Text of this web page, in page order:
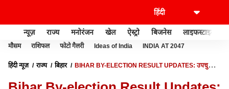
न्यूज़ राज्य मनोरंजन खेल ऐस्ट्रो बिजनेस लाइफस्टाइल
मौसम राशिफल फोटो गैलरी Ideas of India INDIA AT 2047
हिंदी न्यूज़ राज्य बिहार
BIHAR BY-ELECTION RESULT UPDATES: उपचुनाव